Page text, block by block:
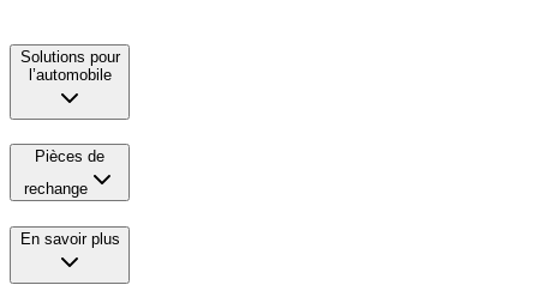
Solutions pour
l’automobile
Pièces de
rechange
En savoir plus